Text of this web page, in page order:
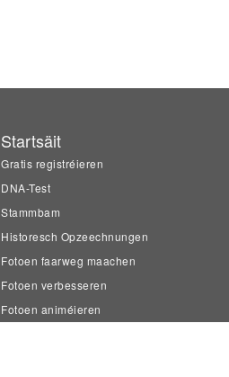
Startsäit
Gratis registréieren
DNA-Test
Stammbam
Historesch Opzeechnungen
Fotoen faarweg maachen
Fotoen verbesseren
Fotoen animéieren